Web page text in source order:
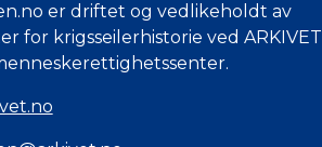
er driftet og vedlikeholdt av
for krigsseilerhistorie ved ARKIVET